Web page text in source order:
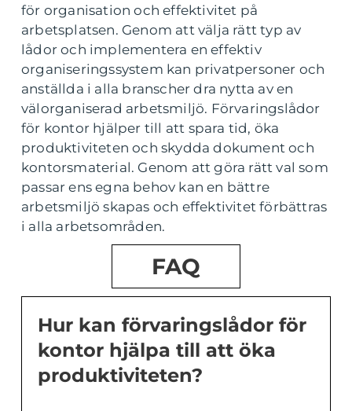
för organisation och effektivitet på
arbetsplatsen. Genom att välja rätt typ av
lådor och implementera en effektiv
organiseringssystem kan privatpersoner och
anställda i alla branscher dra nytta av en
välorganiserad arbetsmiljö. Förvaringslådor
för kontor hjälper till att spara tid, öka
produktiviteten och skydda dokument och
kontorsmaterial. Genom att göra rätt val som
passar ens egna behov kan en bättre
arbetsmiljö skapas och effektivitet förbättras
i alla arbetsområden.
FAQ
Hur kan förvaringslådor för
kontor hjälpa till att öka
produktiviteten?